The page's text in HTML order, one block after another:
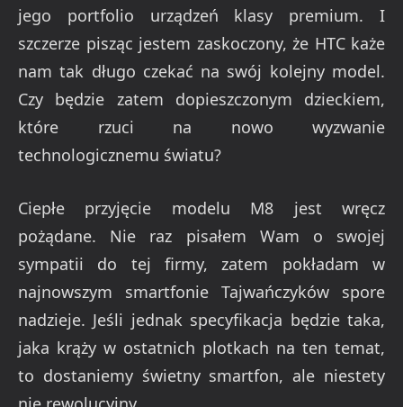
jego portfolio urządzeń klasy premium. I
szczerze pisząc jestem zaskoczony, że HTC każe
nam tak długo czekać na swój kolejny model.
Czy będzie zatem dopieszczonym dzieckiem,
które rzuci na nowo wyzwanie
technologicznemu światu?
Ciepłe przyjęcie modelu M8 jest wręcz
pożądane. Nie raz pisałem Wam o swojej
sympatii do tej firmy, zatem pokładam w
najnowszym smartfonie Tajwańczyków spore
nadzieje. Jeśli jednak specyfikacja będzie taka,
jaka krąży w ostatnich plotkach na ten temat,
to dostaniemy świetny smartfon, ale niestety